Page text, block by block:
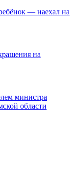
— наехал на
на
министра
области